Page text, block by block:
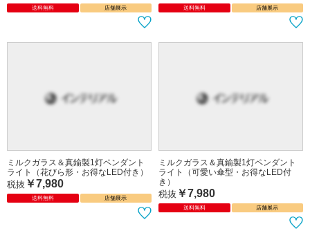
送料無料 店舗展示 送料無料 店舗展示
ミルクガラス＆真鍮製1灯ペンダント
ライト（花びら形・お得なLED付き）
税抜 ￥7,980
送料無料 店舗展示
ミルクガラス＆真鍮製1灯ペンダント
ライト（可愛い傘型・お得なLED付
き）
税抜 ￥7,980
送料無料 店舗展示